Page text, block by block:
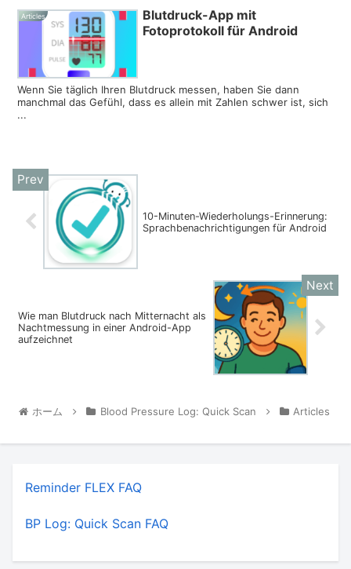
Articles
Blutdruck-App mit
Fotoprotokoll für Android
Wenn Sie täglich Ihren Blutdruck messen, haben Sie dann
manchmal das Gefühl, dass es allein mit Zahlen schwer ist, sich
...
10-Minuten-Wiederholungs-Erinnerung:
Sprachbenachrichtigungen für Android
Wie man Blutdruck nach Mitternacht als
Nachtmessung in einer Android-App
aufzeichnet
ホーム Blood Pressure Log: Quick Scan Articles
Reminder FLEX FAQ
BP Log: Quick Scan FAQ